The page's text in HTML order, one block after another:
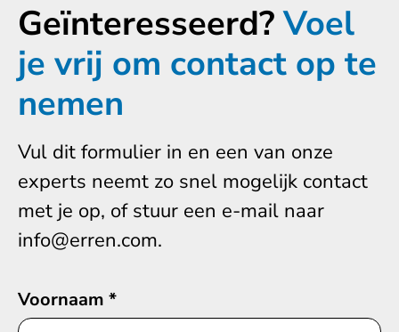
Geïnteresseerd?Voel
je vrij om contact op te
nemen
Vul dit formulier in en een van onze
experts neemt zo snel mogelijk contact
met je op, of stuur een e-mail naar
info@erren.com.
Voornaam *